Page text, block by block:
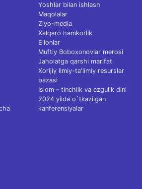
Yoshlar bilan ishlash
Maqolalar
Ziyo-media
Xalqaro hamkorlik
E'lonlar
Muftiy Boboxonovlar merosi
Jaholatga qarshi marifat
Xorijiy Ilmiy-ta'limiy resurslar
bazasi
Islom – tinchlik va ezgulik dini
2024 yilda o`tkazilgan
kanferensiyalar